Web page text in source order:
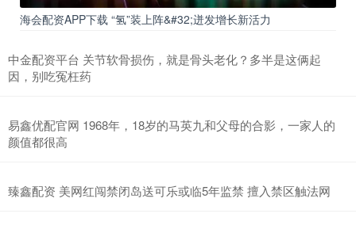
海会配资APP下载 “氢”装上阵&#32;迸发增长新活力
中金配资平台 关节软骨损伤，就是骨头老化？多半是这俩起
因，别吃冤枉药
易鑫优配官网 1968年，18岁的马英九和父母的合影，一家人的
颜值都很高
臻鑫配资 美网红闯禁闭岛送可乐或临5年监禁 擅入禁区触法网